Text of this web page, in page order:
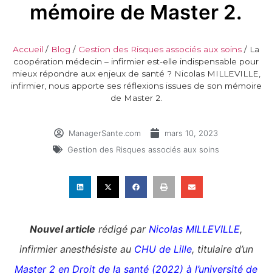
mémoire de Master 2.
Accueil / Blog / Gestion des Risques associés aux soins / La
coopération médecin – infirmier est-elle indispensable pour
mieux répondre aux enjeux de santé ? Nicolas MILLEVILLE,
infirmier, nous apporte ses réflexions issues de son mémoire
de Master 2.
ManagerSante.com
mars 10, 2023
Gestion des Risques associés aux soins
Nouvel article rédigé par Nicolas MILLEVILLE,
infirmier anesthésiste au CHU de Lille, titulaire d’un
Master 2 en Droit de la santé (2022) à l’université de